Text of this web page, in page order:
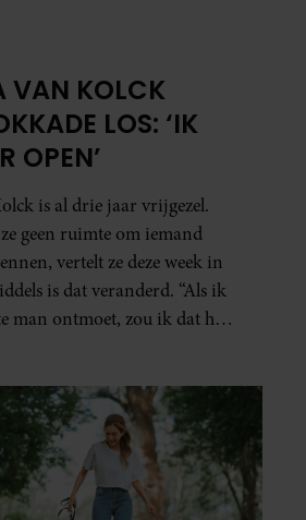
VAN KOLCK
LOS: ‘IK
OPEN’
is al drie jaar vrijgezel.
geen ruimte om iemand
vertelt ze deze week in
is dat veranderd. “Als ik
man ontmoet, zou ik dat heel